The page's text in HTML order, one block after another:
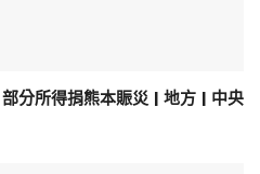
分所得捐熊本賑災 | 地方 | 中央